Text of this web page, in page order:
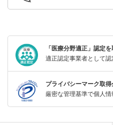
「医療分野適正」認定
適正認定事業者として認
プライバシーマーク取得
厳密な管理基準で個人情